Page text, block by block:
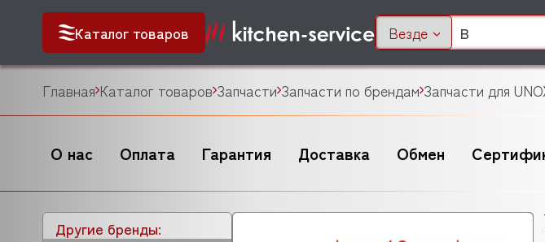
Каталог товаров Везде
Главная Каталог товаров Запчасти Запчасти по брендам Запчасти для
О нас Оплата Гарантия Доставка Обмен
Другие бренды: